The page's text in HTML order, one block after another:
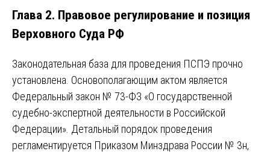
Глава 2. Правовое регулирование и позиция
Верховного Суда РФ
Законодательная база для проведения ПСПЭ прочно
установлена. Основополагающим актом является
Федеральный закон № 73-ФЗ «О государственной
судебно-экспертной деятельности в Российской
Федерации». Детальный порядок проведения
регламентируется Приказом Минздрава России № 3н,